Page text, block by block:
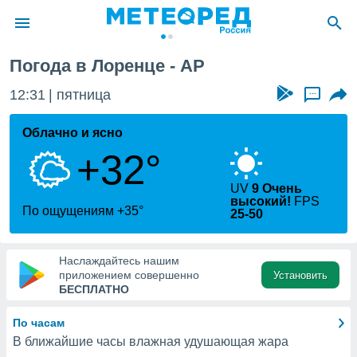
о
Вы можете
к этому
доступ
Погода в Лоренце - AP
12:31 пятница ...
Облачно и ясно
+32°
По ощущениям +35°
UV9 Очень
высокий! FPS
25-50
Наслаждайтесь нашим
приложением совершенно
БЕСПЛАТНО
Установить
По часам
В ближайшие часы влажная удушающая жара